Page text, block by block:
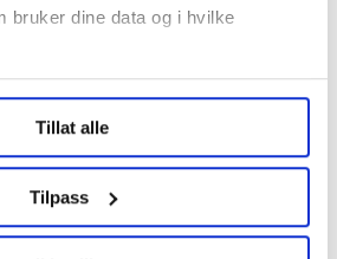
bruker dine data og i hvilke
lese om hvordan dine personlige
du kan velge hvordan de skal
endre eller trekke tilbake ditt
om informasjonskapsler.
frifagbevegelse.no, hk-nytt.no
Tillat alle
Tilpass